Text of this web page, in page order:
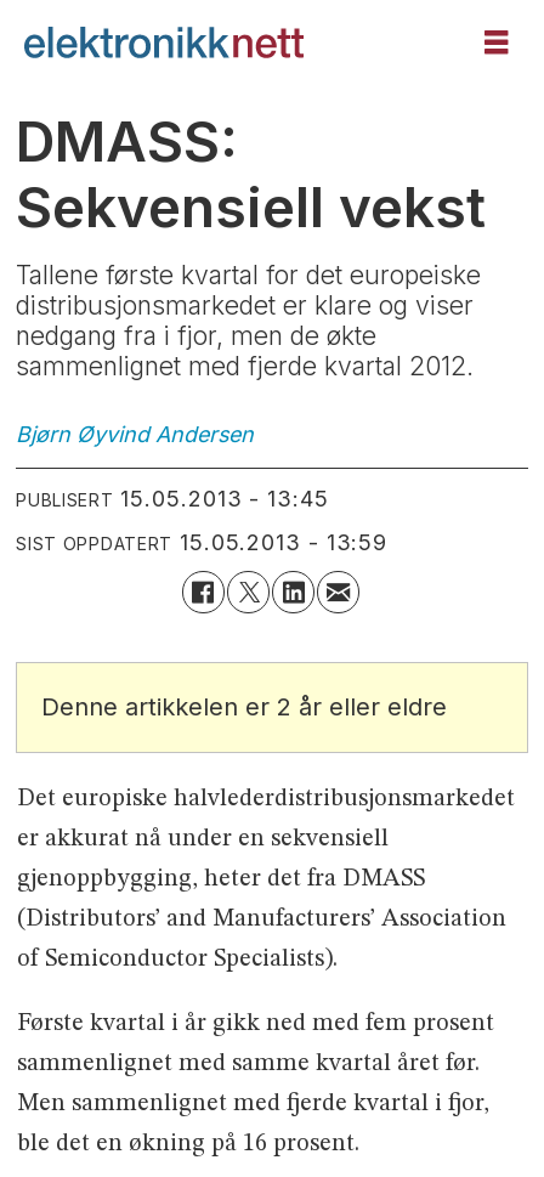
DMASS:
Sekvensiell vekst
Tallene første kvartal for det europeiske
distribusjonsmarkedet er klare og viser
nedgang fra i fjor, men de økte
sammenlignet med fjerde kvartal 2012.
Bjørn Øyvind Andersen
PUBLISERT 15.05.2013 - 13:45
SIST OPPDATERT 15.05.2013 - 13:59
Denne artikkelen er 2 år eller eldre
Det europiske halvlederdistribusjonsmarkedet
er akkurat nå under en sekvensiell
gjenoppbygging, heter det fra DMASS
(Distributors’ and Manufacturers’ Association
of Semiconductor Specialists).
Første kvartal i år gikk ned med fem prosent
sammenlignet med samme kvartal året før.
Men sammenlignet med fjerde kvartal i fjor,
ble det en økning på 16 prosent.